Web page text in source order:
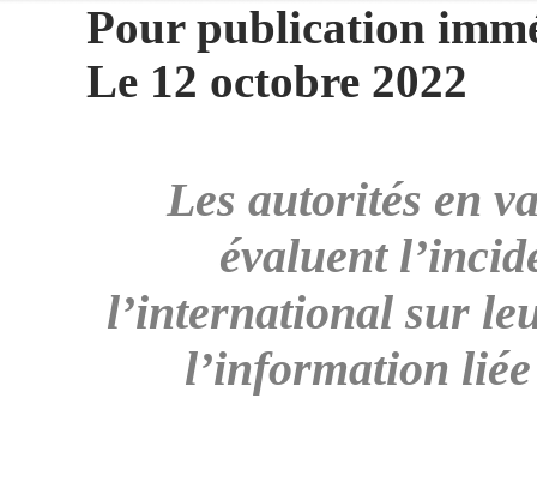
Pour publication
Le 12 octobre 2022
Les autorités en
évaluent
l’international sur
l’information